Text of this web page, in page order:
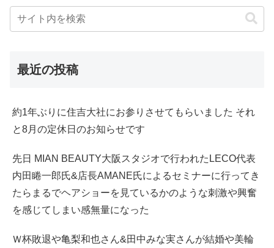
最近の投稿
約1年ぶりに住吉大社にお参りさせてもらいました それ
と8月の定休日のお知らせです
先日 MIAN BEAUTY大阪スタジオで行われたLECO代表
内田睠一郎氏&店長AMANE氏によるセミナーに行ってき
たらまるでヘアショーを見ているかのような刺激や興奮
を感じてしまい感無量になった
Ｗ杯敗退や亀梨和也さん&田中みな実さんが結婚や美輪